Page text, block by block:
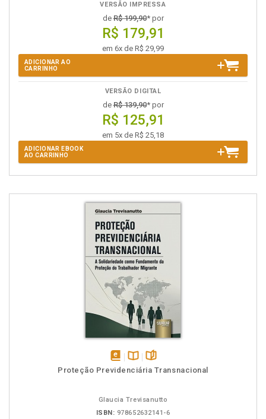
VERSÃO IMPRESSA
deR$ 199,90* por
R$ 179,91
em 6x de R$ 29,99
ADICIONAR AO
CARRINHO
VERSÃO DIGITAL
deR$ 139,90* por
R$ 125,91
em 5x de R$ 25,18
ADICIONAR EBOOK
AO CARRINHO
disponívelDisponível
páginas
Proteção Previdenciária Transnacional
Glaucia Trevisanutto
ISBN: 978652632141-6